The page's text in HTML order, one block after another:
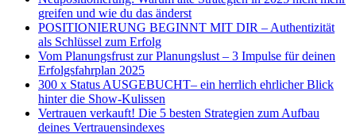
greifen und wie du das änderst
POSITIONIERUNG BEGINNT MIT DIR – Authentizität
als Schlüssel zum Erfolg
Vom Planungsfrust zur Planungslust – 3 Impulse für deinen
Erfolgsfahrplan 2025
300 x Status AUSGEBUCHT– ein herrlich ehrlicher Blick
hinter die Show-Kulissen
Vertrauen verkauft! Die 5 besten Strategien zum Aufbau
deines Vertrauensindexes